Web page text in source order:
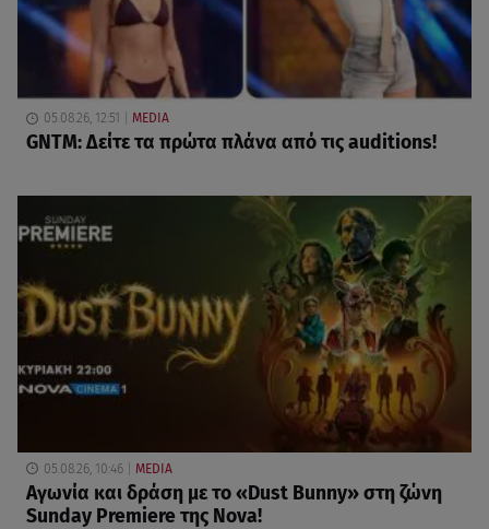
05.08.26, 12:51 MEDIA
GNTM: Δείτε τα πρώτα πλάνα από τις auditions!
05.08.26, 10:46 MEDIA
Αγωνία και δράση με το «Dust Bunny» στη ζώνη
Sunday Premiere της Nova!